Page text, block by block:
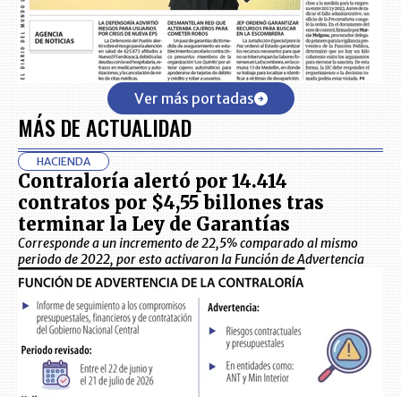
Ver más portadas
MÁS DE ACTUALIDAD
HACIENDA
Contraloría alertó por 14.414
contratos por $4,55 billones tras
terminar la Ley de Garantías
Corresponde a un incremento de 22,5% comparado al mismo
periodo de 2022, por esto activaron la Función de Advertencia